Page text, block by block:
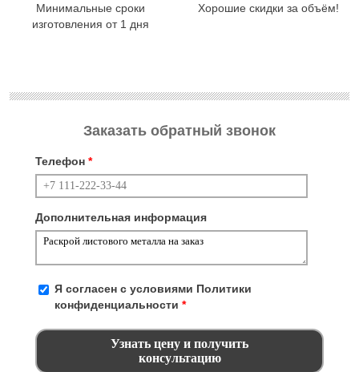
Минимальные сроки
изготовления от 1 дня
Хорошие скидки за объём!
Заказать обратный звонок
Телефон *
Дополнительная информация
Я согласен с условиями Политики
конфиденциальности *